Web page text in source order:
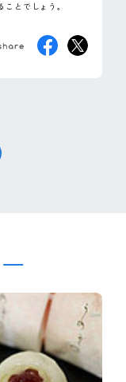
とでしょう。